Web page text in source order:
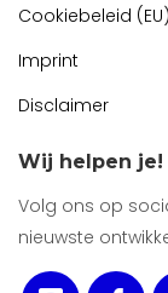
Cookiebeleid (EU)
Imprint
Disclaimer
Wij helpen je!
Volg ons op
nieuwste